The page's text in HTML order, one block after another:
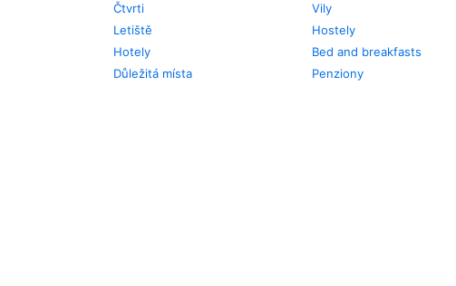
Čtvrti
Letiště
Hotely
Důležitá místa
Vily
Hostely
Bed and breakfasts
Penziony